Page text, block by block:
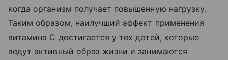
когда организм получает повышенную нагрузку.
Таким образом, наилучший эффект применения
витамина С достигается у тех детей, которые
ведут активный образ жизни и занимаются